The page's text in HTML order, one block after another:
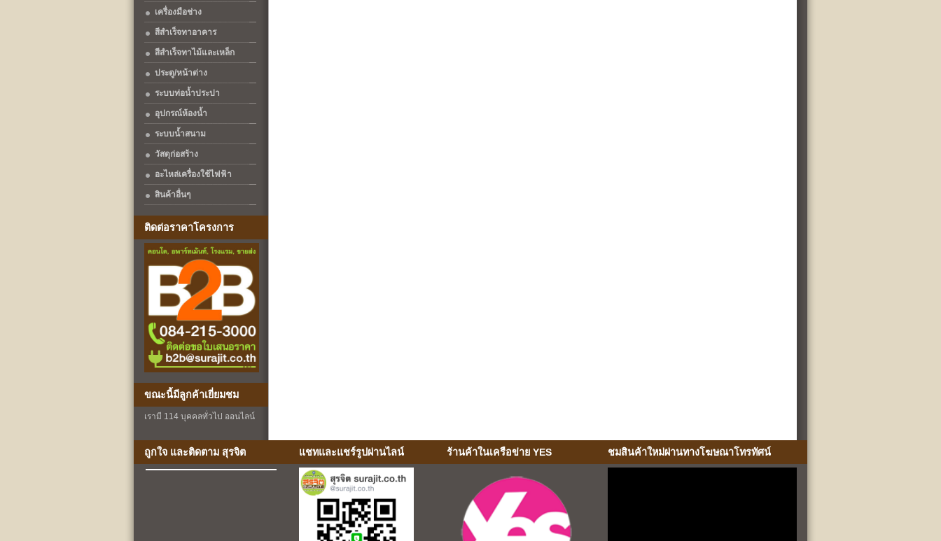
เครื่องมือช่าง
สีสำเร็จทาอาคาร
สีสำเร็จทาไม้และเหล็ก
ประตู/หน้าต่าง
ระบบท่อน้ำประปา
อุปกรณ์ห้องน้ำ
ระบบน้ำสนาม
วัสดุก่อสร้าง
อะไหล่เครื่องใช้ไฟฟ้า
สินค้าอื่นๆ
ติดต่อราคาโครงการ
ขณะนี้มีลูกค้าเยี่ยมชม
เรามี 114 บุคคลทั่วไป ออนไลน์
ถูกใจ และติดตาม สุรจิต แชทและแชร์รูปผ่านไลน์ ร้านค้าในเครือข่าย YES ชมสินค้าใหม่ผ่านทางโฆษณาโทรทัศน์